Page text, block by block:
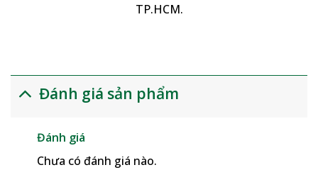
TP.HCM.
Đánh giá sản phẩm
Đánh giá
Chưa có đánh giá nào.